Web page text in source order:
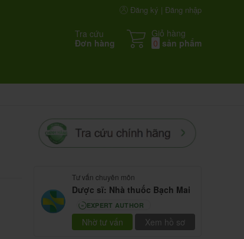
Đăng ký | Đăng nhập
Tra cứu
Đơn hàng
Giỏ hàng
0 sản phẩm
Tư vấn chuyên môn
Dược sĩ: Nhà thuốc Bạch Mai
80 EXPERT AUTHOR
Nhờ tư vấn Xem hồ sơ